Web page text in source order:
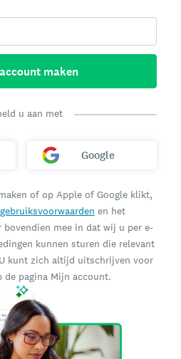
maken
u aan met
Google
of op Apple of Google klikt,
gebruiksvoorwaarden en het
bovendien mee in dat wij u per e-
kunnen sturen die relevant
kunt zich altijd uitschrijven voor
de pagina Mijn account.